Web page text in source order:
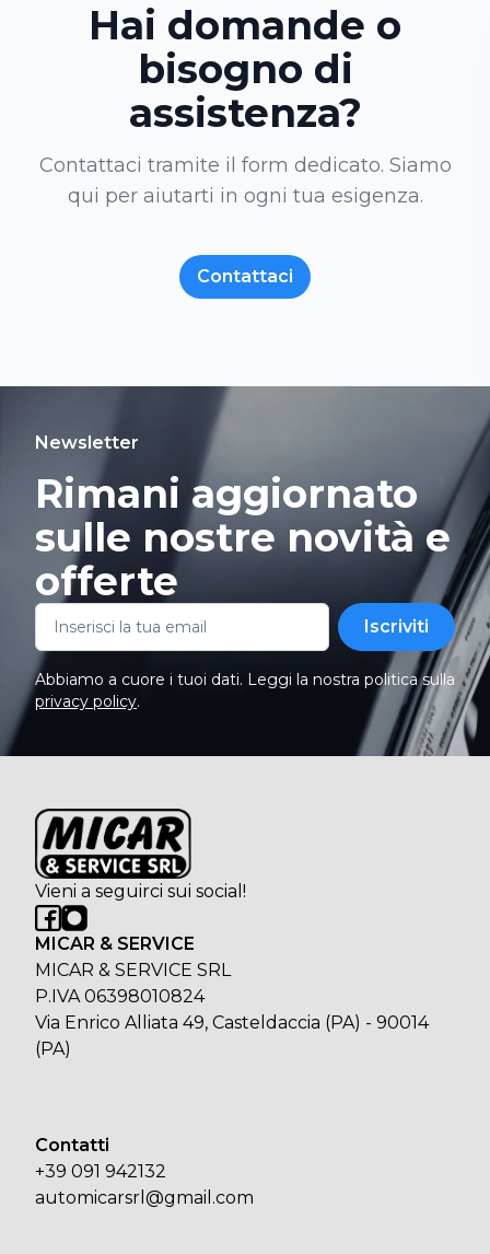
Hai domande o
bisogno di
assistenza?
Contattaci tramite il form dedicato. Siamo
qui per aiutarti in ogni tua esigenza.
Contattaci
Newsletter
Rimani aggiornato
sulle nostre novità e
offerte
Iscriviti
Abbiamo a cuore i tuoi dati. Leggi la nostra politica sulla
privacy policy.
Vieni a seguirci sui social!
MICAR & SERVICE
MICAR & SERVICE SRL
P.IVA 06398010824
Via Enrico Alliata 49, Casteldaccia (PA) - 90014
(PA)
Contatti
+39 091 942132
automicarsrl@gmail.com